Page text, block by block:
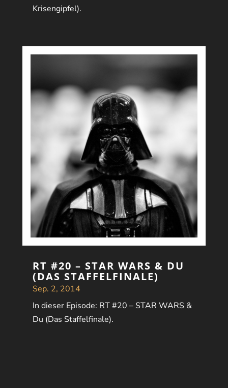
Krisengipfel).
RT #20 – STAR WARS & DU
(DAS STAFFELFINALE)
Sep. 2, 2014
In dieser Episode: RT #20 – STAR WARS &
Du (Das Staffelfinale).